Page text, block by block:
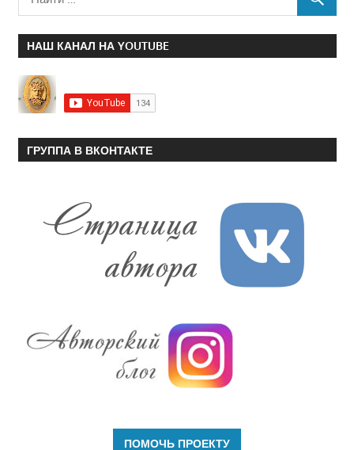
НАШ КАНАЛ НА YOUTUBE
ГРУППА В ВКОНТАКТЕ